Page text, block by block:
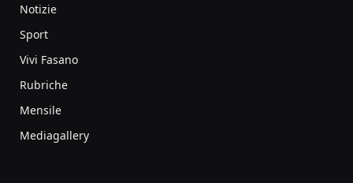
Notizie
Sport
Vivi Fasano
Rubriche
Mensile
Mediagallery